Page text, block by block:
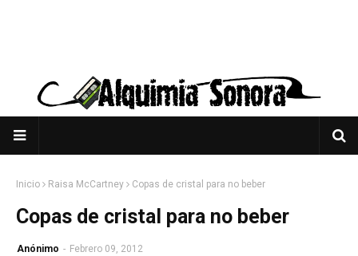
Inicio Raisa McCartney Copas de cristal para no beber
Copas de cristal para no beber
Anónimo - Febrero 09, 2012